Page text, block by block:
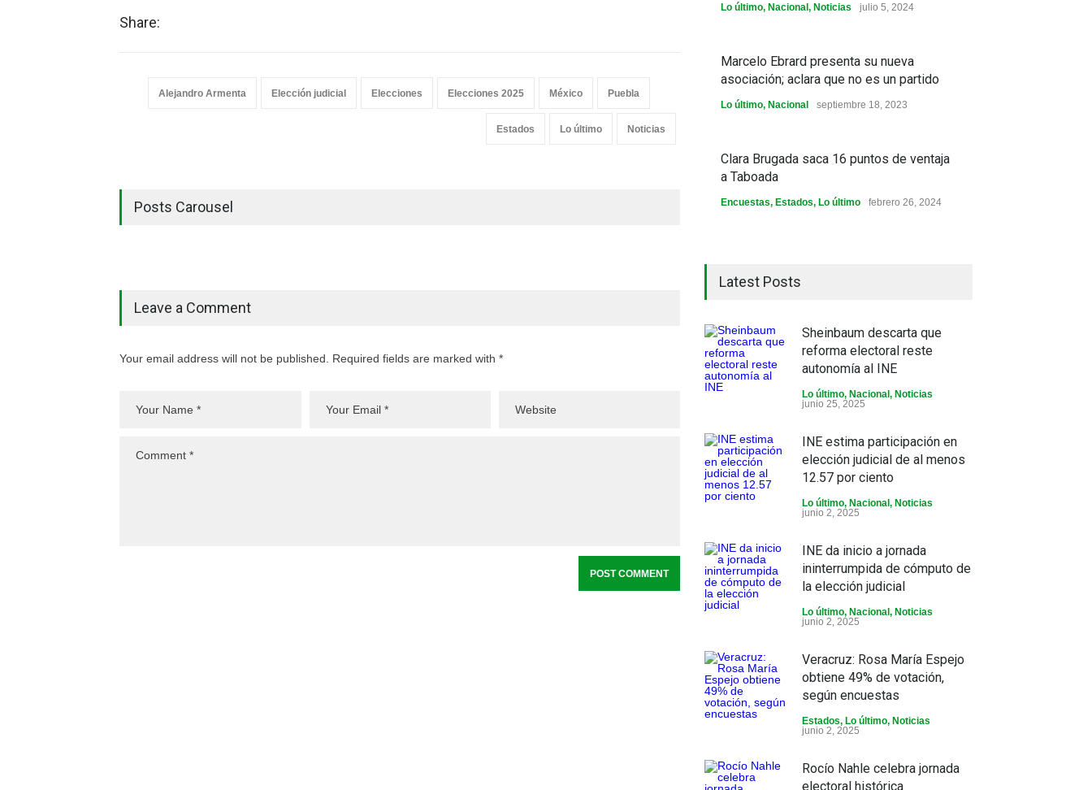
Share:
Alejandro Armenta Elección judicial Elecciones Elecciones 2025 México Puebla
Estados Lo último Noticias
Posts Carousel
Leave a Comment
Your email address will not be published. Required fields are marked with *
Lo último, Nacional , Noticias julio 5, 2024
Marcelo Ebrard presenta su nueva
asociación; aclara que no es un partido
Lo último, Nacional septiembre 18, 2023
Clara Brugada saca 16 puntos de ventaja
a Taboada
Encuestas, Estados, Lo último febrero 26, 2024
Latest Posts
Sheinbaum descarta que
reforma electoral reste
autonomía al INE
Lo último, Nacional , Noticias
junio 25, 2025
INE estima participación en
elección judicial de al menos
12.57 por ciento
Lo último, Nacional , Noticias
junio 2, 2025
INE da inicio a jornada
ininterrumpida de cómputo de
la elección judicial
Lo último, Nacional , Noticias
junio 2, 2025
Veracruz: Rosa María Espejo
obtiene 49% de votación,
según encuestas
Estados, Lo último, Noticias
junio 2, 2025
Rocío Nahle celebra jornada
electoral histórica